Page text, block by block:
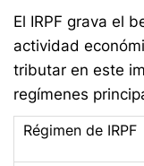
El IRPF grava el
actividad
tributar en este
regímenes